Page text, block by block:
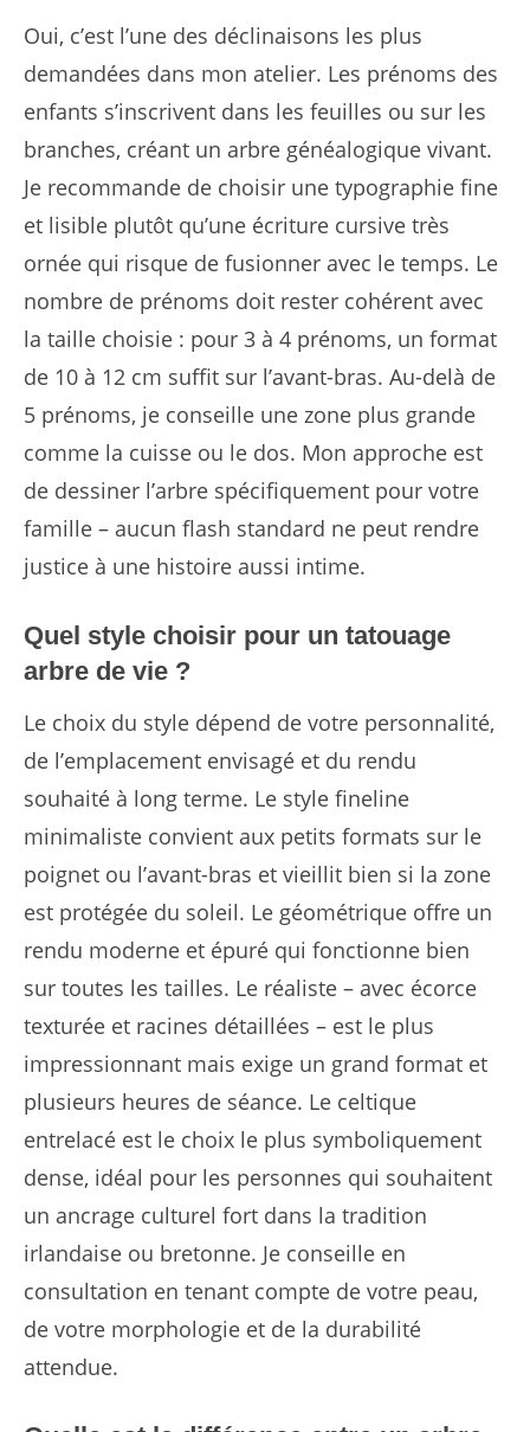
Oui, c’est l’une des déclinaisons les plus
demandées dans mon atelier. Les prénoms des
enfants s’inscrivent dans les feuilles ou sur les
branches, créant un arbre généalogique vivant.
Je recommande de choisir une typographie fine
et lisible plutôt qu’une écriture cursive très
ornée qui risque de fusionner avec le temps. Le
nombre de prénoms doit rester cohérent avec
la taille choisie : pour 3 à 4 prénoms, un format
de 10 à 12 cm suffit sur l’avant-bras. Au-delà de
5 prénoms, je conseille une zone plus grande
comme la cuisse ou le dos. Mon approche est
de dessiner l’arbre spécifiquement pour votre
famille – aucun flash standard ne peut rendre
justice à une histoire aussi intime.
Quel style choisir pour un tatouage
arbre de vie ?
Le choix du style dépend de votre personnalité,
de l’emplacement envisagé et du rendu
souhaité à long terme. Le style fineline
minimaliste convient aux petits formats sur le
poignet ou l’avant-bras et vieillit bien si la zone
est protégée du soleil. Le géométrique offre un
rendu moderne et épuré qui fonctionne bien
sur toutes les tailles. Le réaliste – avec écorce
texturée et racines détaillées – est le plus
impressionnant mais exige un grand format et
plusieurs heures de séance. Le celtique
entrelacé est le choix le plus symboliquement
dense, idéal pour les personnes qui souhaitent
un ancrage culturel fort dans la tradition
irlandaise ou bretonne. Je conseille en
consultation en tenant compte de votre peau,
de votre morphologie et de la durabilité
attendue.